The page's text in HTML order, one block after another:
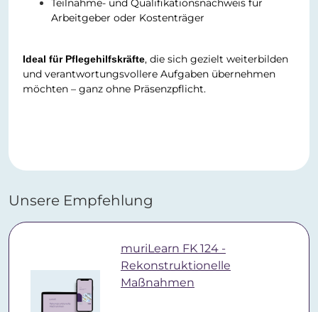
Teilnahme- und Qualifikationsnachweis für
Arbeitgeber oder Kostenträger
Ideal für Pflegehilfskräfte, die sich gezielt weiterbilden
und verantwortungsvollere Aufgaben übernehmen
möchten – ganz ohne Präsenzpflicht.
Unsere Empfehlung
muriLearn FK 124 -
Rekonstruktionelle
Maßnahmen